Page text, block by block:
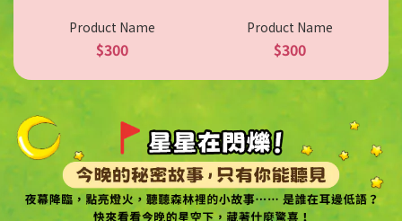
Product Name
$300
Product Name
$300